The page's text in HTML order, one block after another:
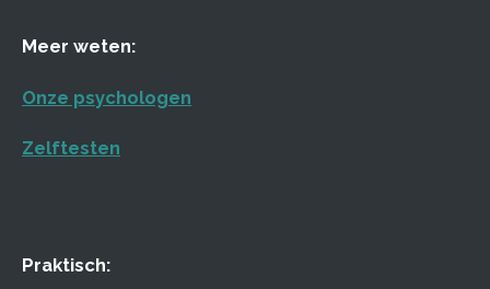
Meer weten:
Onze psychologen
Zelftesten
Praktisch: